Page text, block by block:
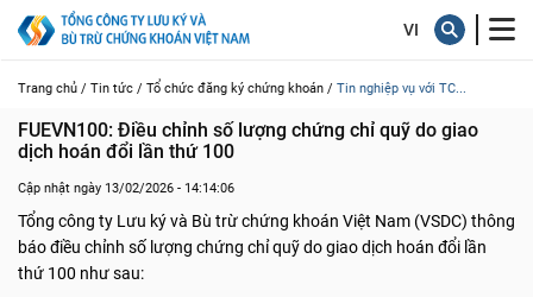
Trang chủ / Tin tức / Tổ chức đăng ký chứng khoán / Tin nghiệp vụ với TC...
FUEVN100: Điều chỉnh số lượng chứng chỉ quỹ do giao
dịch hoán đổi lần thứ 100
Cập nhật ngày 13/02/2026 - 14:14:06
Tổng công ty Lưu ký và Bù trừ chứng khoán Việt Nam (VSDC) thông
báo điều chỉnh số lượng chứng chỉ quỹ do giao dịch hoán đổi lần
thứ 100 như sau: